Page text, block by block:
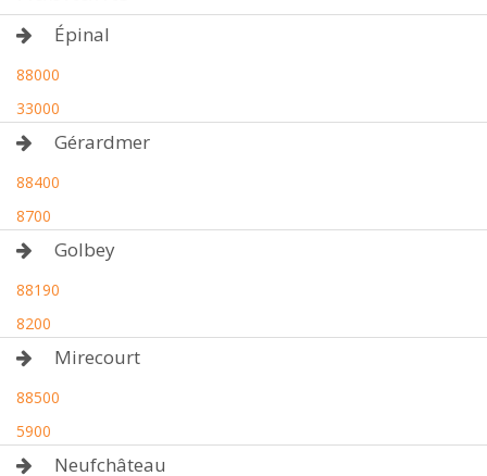
Épinal
88000
33000
Gérardmer
88400
8700
Golbey
88190
8200
Mirecourt
88500
5900
Neufchâteau